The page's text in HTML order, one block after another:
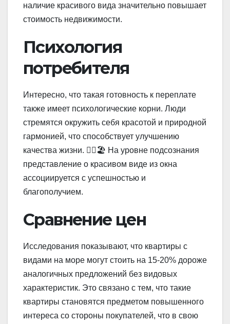
наличие красивого вида значительно повышает
стоимость недвижимости.
Психология
потребителя
Интересно, что такая готовность к переплате
также имеет психологические корни. Люди
стремятся окружить себя красотой и природной
гармонией, что способствует улучшению
качества жизни. 🧘‍♂️🏖️ На уровне подсознания
представление о красивом виде из окна
ассоциируется с успешностью и
благополучием.
Сравнение цен
Исследования показывают, что квартиры с
видами на море могут стоить на 15-20% дороже
аналогичных предложений без видовых
характеристик. Это связано с тем, что такие
квартиры становятся предметом повышенного
интереса со стороны покупателей, что в свою